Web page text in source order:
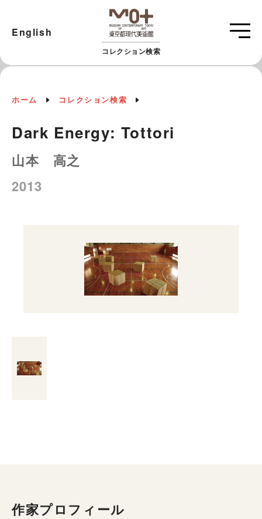
コレクション検索
English
ホーム コレクション検索
Dark Energy: Tottori
山本 高之
2013
作家プロフィール